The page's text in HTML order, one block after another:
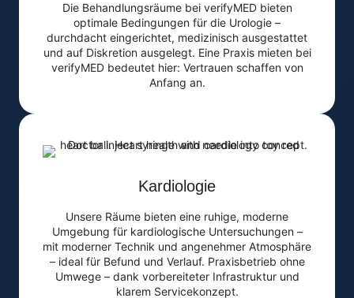
Die Behandlungsräume bei verifyMED bieten
optimale Bedingungen für die Urologie –
durchdacht eingerichtet, medizinisch ausgestattet
und auf Diskretion ausgelegt. Eine Praxis mieten bei
verifyMED bedeutet hier: Vertrauen schaffen von
Anfang an.
Kardiologie
Unsere Räume bieten eine ruhige, moderne
Umgebung für kardiologische Untersuchungen –
mit moderner Technik und angenehmer Atmosphäre
– ideal für Befund und Verlauf. Praxisbetrieb ohne
Umwege – dank vorbereiteter Infrastruktur und
klarem Servicekonzept.